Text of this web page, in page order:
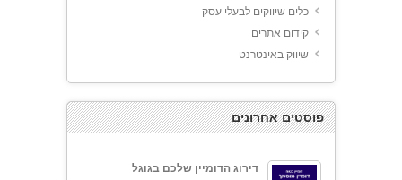
כלים שיווקים לבעלי עסק
קידום אתרים
שיווק באינטרנט
פוסטים אחרונים
דירוג הדומיין שלכם בגוגל